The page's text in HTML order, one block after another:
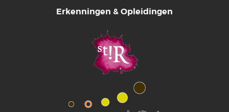
Erkenningen & Opleidingen